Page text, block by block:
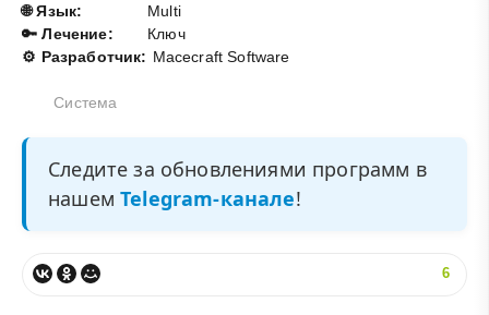
🌐 Язык:
Multi
🔑 Лечение:
Ключ
⚙️ Разработчик: Macecraft Software
Система
Следите за обновлениями программ в
нашемTelegram-канале!
6